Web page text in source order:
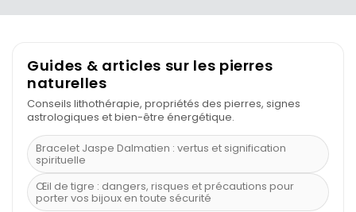
Guides & articles sur les pierres
naturelles
Conseils lithothérapie, propriétés des pierres, signes
astrologiques et bien-être énergétique.
Bracelet Jaspe Dalmatien : vertus et signification
spirituelle
Œil de tigre : dangers, risques et précautions pour
porter vos bijoux en toute sécurité